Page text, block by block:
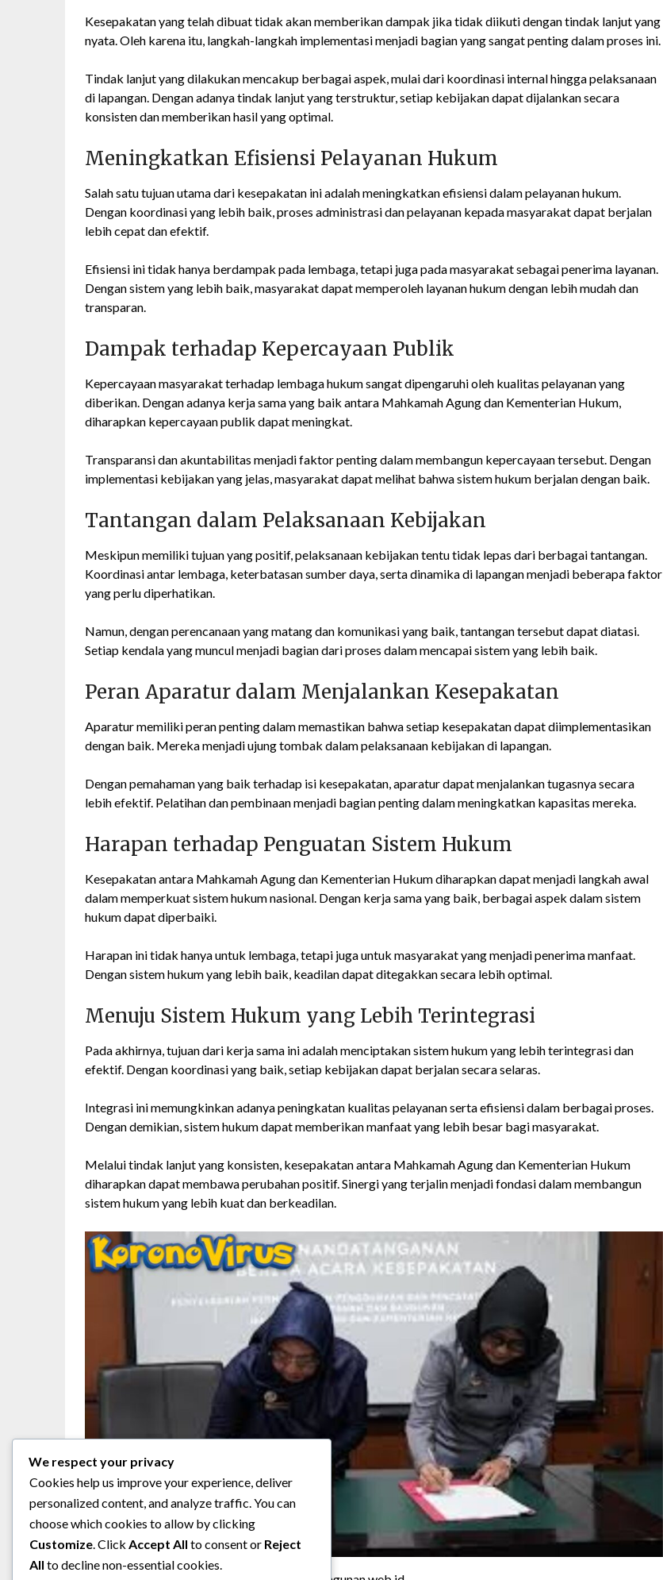
Kesepakatan yang telah dibuat tidak akan memberikan dampak jika tidak diikuti dengan tindak lanjut yang
nyata. Oleh karena itu, langkah-langkah implementasi menjadi bagian yang sangat penting dalam proses ini.
Tindak lanjut yang dilakukan mencakup berbagai aspek, mulai dari koordinasi internal hingga pelaksanaan
di lapangan. Dengan adanya tindak lanjut yang terstruktur, setiap kebijakan dapat dijalankan secara
konsisten dan memberikan hasil yang optimal.
Meningkatkan Efisiensi Pelayanan Hukum
Salah satu tujuan utama dari kesepakatan ini adalah meningkatkan efisiensi dalam pelayanan hukum.
Dengan koordinasi yang lebih baik, proses administrasi dan pelayanan kepada masyarakat dapat berjalan
lebih cepat dan efektif.
Efisiensi ini tidak hanya berdampak pada lembaga, tetapi juga pada masyarakat sebagai penerima layanan.
Dengan sistem yang lebih baik, masyarakat dapat memperoleh layanan hukum dengan lebih mudah dan
transparan.
Dampak terhadap Kepercayaan Publik
Kepercayaan masyarakat terhadap lembaga hukum sangat dipengaruhi oleh kualitas pelayanan yang
diberikan. Dengan adanya kerja sama yang baik antara Mahkamah Agung dan Kementerian Hukum,
diharapkan kepercayaan publik dapat meningkat.
Transparansi dan akuntabilitas menjadi faktor penting dalam membangun kepercayaan tersebut. Dengan
implementasi kebijakan yang jelas, masyarakat dapat melihat bahwa sistem hukum berjalan dengan baik.
Tantangan dalam Pelaksanaan Kebijakan
Meskipun memiliki tujuan yang positif, pelaksanaan kebijakan tentu tidak lepas dari berbagai tantangan.
Koordinasi antar lembaga, keterbatasan sumber daya, serta dinamika di lapangan menjadi beberapa faktor
yang perlu diperhatikan.
Namun, dengan perencanaan yang matang dan komunikasi yang baik, tantangan tersebut dapat diatasi.
Setiap kendala yang muncul menjadi bagian dari proses dalam mencapai sistem yang lebih baik.
Peran Aparatur dalam Menjalankan Kesepakatan
Aparatur memiliki peran penting dalam memastikan bahwa setiap kesepakatan dapat diimplementasikan
dengan baik. Mereka menjadi ujung tombak dalam pelaksanaan kebijakan di lapangan.
Dengan pemahaman yang baik terhadap isi kesepakatan, aparatur dapat menjalankan tugasnya secara
lebih efektif. Pelatihan dan pembinaan menjadi bagian penting dalam meningkatkan kapasitas mereka.
Harapan terhadap Penguatan Sistem Hukum
Kesepakatan antara Mahkamah Agung dan Kementerian Hukum diharapkan dapat menjadi langkah awal
dalam memperkuat sistem hukum nasional. Dengan kerja sama yang baik, berbagai aspek dalam sistem
hukum dapat diperbaiki.
Harapan ini tidak hanya untuk lembaga, tetapi juga untuk masyarakat yang menjadi penerima manfaat.
Dengan sistem hukum yang lebih baik, keadilan dapat ditegakkan secara lebih optimal.
Menuju Sistem Hukum yang Lebih Terintegrasi
Pada akhirnya, tujuan dari kerja sama ini adalah menciptakan sistem hukum yang lebih terintegrasi dan
efektif. Dengan koordinasi yang baik, setiap kebijakan dapat berjalan secara selaras.
Integrasi ini memungkinkan adanya peningkatan kualitas pelayanan serta efisiensi dalam berbagai proses.
Dengan demikian, sistem hukum dapat memberikan manfaat yang lebih besar bagi masyarakat.
Melalui tindak lanjut yang konsisten, kesepakatan antara Mahkamah Agung dan Kementerian Hukum
diharapkan dapat membawa perubahan positif. Sinergi yang terjalin menjadi fondasi dalam membangun
sistem hukum yang lebih kuat dan berkeadilan.
We respect your privacy
Cookies help us improve your experience, deliver
personalized content, and analyze traffic. You can
choose which cookies to allow by clicking
Customize. Click Accept All to consent or Reject
All to decline non-essential cookies.